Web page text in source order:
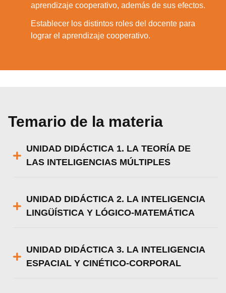
aprendizaje cooperativo, además de sus efectos.
Establecer los distintos roles del docente para
lograr el aprendizaje cooperativo.
Temario de la materia
UNIDAD DIDÁCTICA 1. LA TEORÍA DE
LAS INTELIGENCIAS MÚLTIPLES
UNIDAD DIDÁCTICA 2. LA INTELIGENCIA
LINGÜÍSTICA Y LÓGICO-MATEMÁTICA
UNIDAD DIDÁCTICA 3. LA INTELIGENCIA
ESPACIAL Y CINÉTICO-CORPORAL